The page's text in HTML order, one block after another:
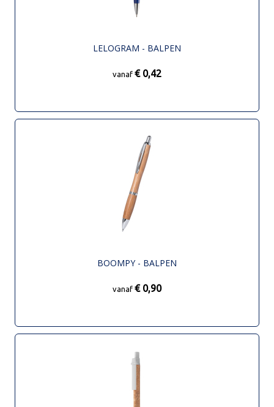
LELOGRAM - BALPEN
vanaf € 0,42
BOOMPY - BALPEN
vanaf € 0,90